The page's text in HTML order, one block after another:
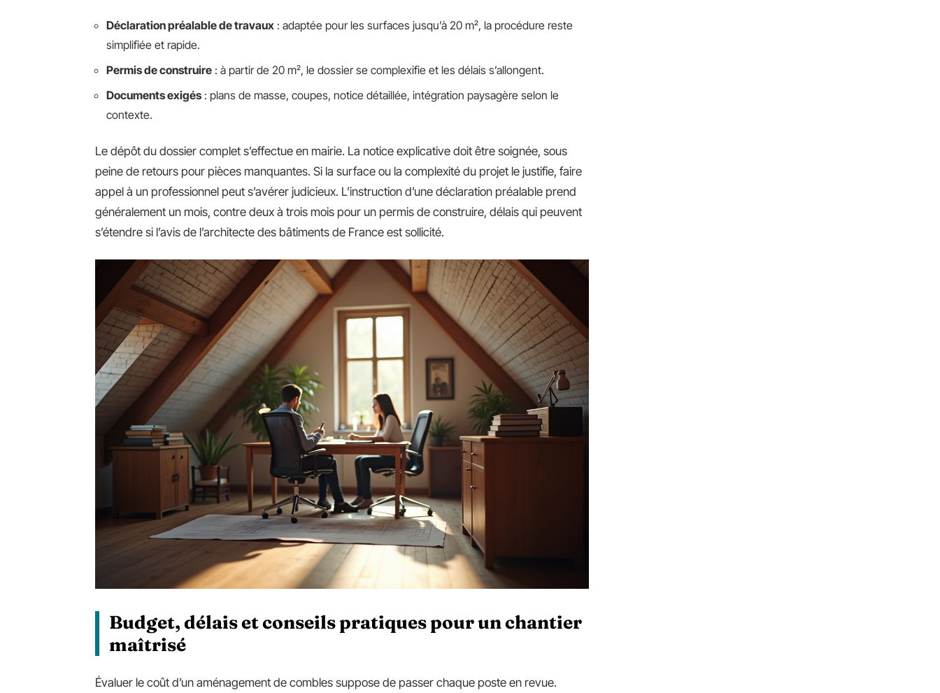
Déclaration préalable de travaux : adaptée pour les surfaces jusqu’à 20 m², la procédure reste
simplifiée et rapide.
Permis de construire : à partir de 20 m², le dossier se complexifie et les délais s’allongent.
Documents exigés : plans de masse, coupes, notice détaillée, intégration paysagère selon le
contexte.
Le dépôt du dossier complet s’effectue en mairie. La notice explicative doit être soignée, sous
peine de retours pour pièces manquantes. Si la surface ou la complexité du projet le justifie, faire
appel à un professionnel peut s’avérer judicieux. L’instruction d’une déclaration préalable prend
généralement un mois, contre deux à trois mois pour un permis de construire, délais qui peuvent
s’étendre si l’avis de l’architecte des bâtiments de France est sollicité.
Budget, délais et conseils pratiques pour un chantier
maîtrisé
Évaluer le coût d’un aménagement de combles suppose de passer chaque poste en revue.